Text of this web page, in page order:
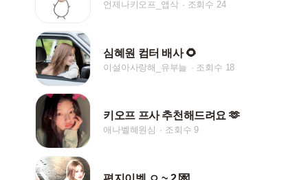
언제나키오프_앱삭 조회수 24
심혜원 컴터 배사 🌻
이설아사랑해_유부늘 조회수 18
키오프 프사 추천해드려요 🫶
애나벨혜원심 조회수 9